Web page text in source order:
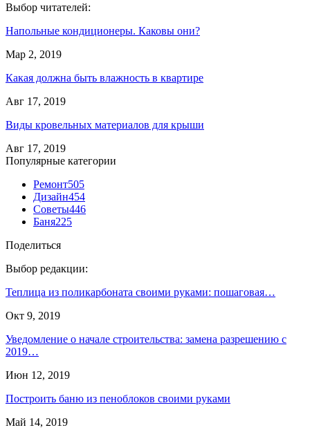
Выбор читателей:
Напольные кондиционеры. Каковы они?
Мар 2, 2019
Какая должна быть влажность в квартире
Авг 17, 2019
Виды кровельных материалов для крыши
Авг 17, 2019
Популярные категории
Ремонт505
Дизайн454
Советы446
Баня225
Поделиться
Выбор редакции:
Теплица из поликарбоната своими руками: пошаговая…
Окт 9, 2019
Уведомление о начале строительства: замена разрешению с
2019…
Июн 12, 2019
Построить баню из пеноблоков своими руками
Май 14, 2019